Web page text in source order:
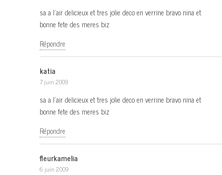
sa a l’air delicieux et tres jolie deco en verrine bravo nina et
bonne fete des meres biz
Répondre
katia
7 juin 2009
sa a l’air delicieux et tres jolie deco en verrine bravo nina et
bonne fete des meres biz
Répondre
fleurkamelia
6 juin 2009